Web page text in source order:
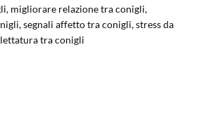
migliorare relazione tra conigli,
segnali affetto tra conigli, stress da
tra conigli